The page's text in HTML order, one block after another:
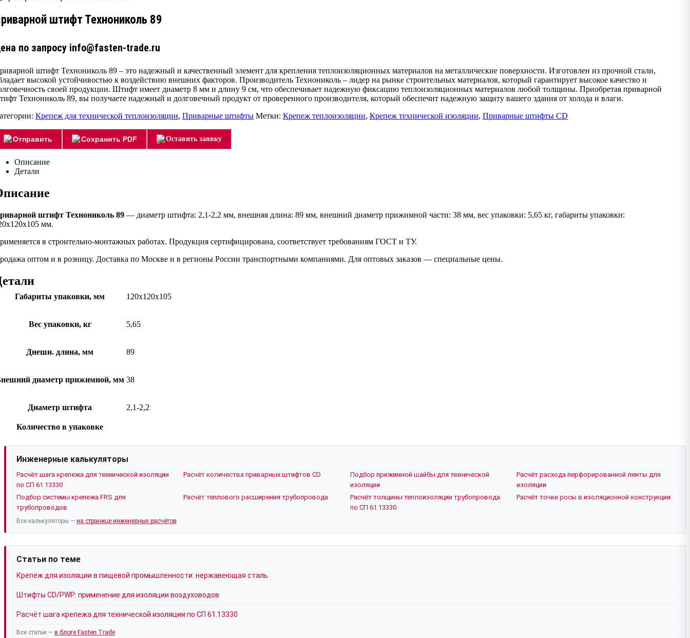
штифт Технониколь 89
по запросу info@fasten-trade.ru
штифт Технониколь 89 – это надежный и качественный элемент для крепления теплоизоляционных материалов на металлические поверхности. Изготовлен из прочной стали,
высокой устойчивостью к воздействию внешних факторов. Производитель Технониколь – лидер на рынке строительных материалов, который гарантирует высокое качество и
своей продукции. Штифт имеет диаметр 8 мм и длину 9 см, что обеспечивает надежную фиксацию теплоизоляционных материалов любой толщины. Приобретая приварной
Технониколь 89, вы получаете надежный и долговечный продукт от проверенного производителя, который обеспечит надежную защиту вашего здания от холода и влаги.
Крепеж для технической теплоизоляции, Приварные штифты Метки: Крепеж теплоизоляции, Крепеж технической изоляции, Приварные штифты CD
Отправить Сохранить PDF Оставить заявку
Описание
Детали
штифт Технониколь 89 — диаметр штифта: 2,1-2,2 мм, внешняя длина: 89 мм, внешний диаметр прижимной части: 38 мм, вес упаковки: 5,65 кг, габариты упаковки:
мм.
в строительно-монтажных работах. Продукция сертифицирована, соответствует требованиям ГОСТ и ТУ.
оптом и в розницу. Доставка по Москве и в регионы России транспортными компаниями. Для оптовых заказов — специальные цены.
Габариты упаковки, мм 120х120х105
Вес упаковки, кг 5,65
Днешн. длина, мм 89
диаметр прижимной, мм 38
Диаметр штифта 2,1-2,2
Количество в упаковке
Инженерные калькуляторы
Расчёт шага крепежа для технической изоляции
по СП 61.13330
Расчёт количества приварных штифтов CD
Подбор прижимной шайбы для технической
изоляции
Расчёт расхода перфорированной ленты для
изоляции
Подбор системы крепежа FRS для
трубопроводов
Расчёт теплового расширения трубопровода
Расчёт толщины теплоизоляции трубопровода
по СП 61.13330
Расчёт точки росы в изоляционной конструкции
Все калькуляторы — на странице инженерных расчётов
Статьи по теме
Крепёж для изоляции в пищевой промышленности: нержавеющая сталь
Штифты CD/PWP: применение для изоляции воздуховодов
Расчёт шага крепежа для технической изоляции по СП 61.13330
Все статьи — в блоге Fasten Trade